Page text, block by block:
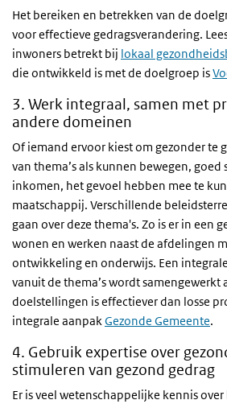
Het bereiken en betrekken van de
voor effectieve gedragsverandering.
inwoners betrekt bij lokaal
die ontwikkeld is met de doelgroep is
3. Werk integraal, samen met
andere domeinen
Of iemand ervoor kiest om gezonder te
van thema’s als kunnen bewegen,
inkomen, het gevoel hebben mee te
maatschappij. Verschillende
gaan over deze thema's. Zo is er in een
wonen en werken naast de afdelingen
ontwikkeling en onderwijs. Een
vanuit de thema’s wordt samengewerkt
doelstellingen is effectiever dan losse
integrale aanpak Gezonde Gemeente.
4. Gebruik expertise over
stimuleren van gezond gedrag
Er is veel wetenschappelijke kennis